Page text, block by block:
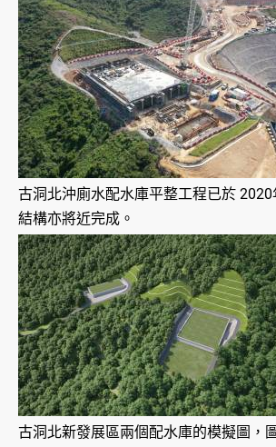
古洞北沖廁水配水庫平整工程已於
結構亦將近完成。
古洞北新發展區兩個配水庫的模擬圖，